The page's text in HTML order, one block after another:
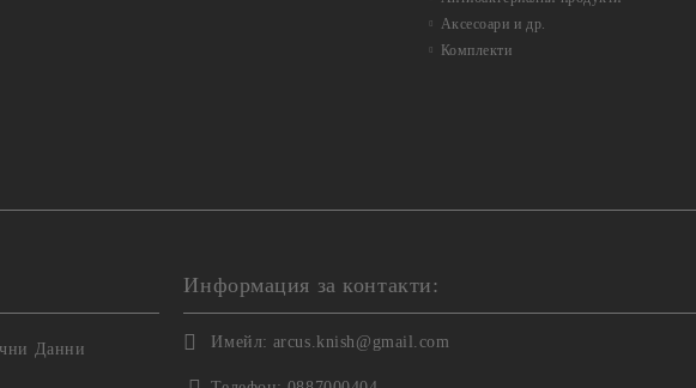
Аксесоари и др.
Комплекти
Данни
Информация за контакти:
Имейл: arcus.knish@gmail.com